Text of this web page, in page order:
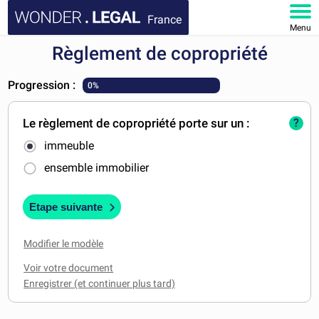
France
Menu
ACCUEIL
DOCUMENTS
FAQ
MON COMPTE
Règlement de copropriété
Progression : 0%
Le règlement de copropriété porte sur un :
immeuble
ensemble immobilier
?
Etape suivante
Modifier le modèle
Voir votre document